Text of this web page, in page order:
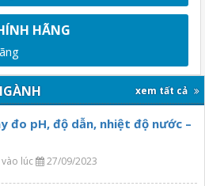
HÃNG
xem tất cả
đo pH, độ dẫn, nhiệt độ nước –
lúc 27/09/2023